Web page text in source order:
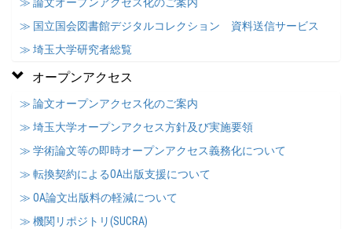
≫ 国立国会図書館デジタルコレクション 資料送信サービス
≫ 埼玉大学研究者総覧
オープンアクセス
≫ 論文オープンアクセス化のご案内
≫ 埼玉大学オープンアクセス方針及び実施要領
≫ 学術論文等の即時オープンアクセス義務化について
≫ 転換契約によるOA出版支援について
≫ OA論文出版料の軽減について
≫ 機関リポジトリ(SUCRA)